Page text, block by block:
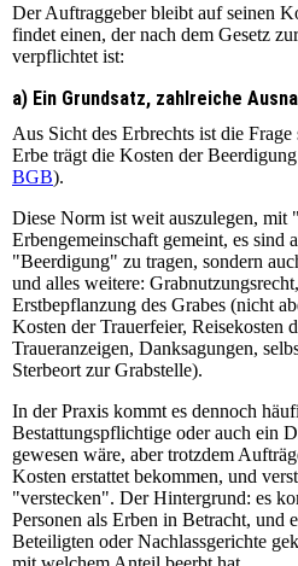
Der Auftraggeber bleibt auf seinen
findet einen, der nach dem Gesetz
verpflichtet ist:
a) Ein Grundsatz, zahlreiche
Aus Sicht des Erbrechts ist die
Erbe trägt die Kosten der
BGB).
Diese Norm ist weit auszulegen, mit
Erbengemeinschaft gemeint, es sind
"Beerdigung" zu tragen, sondern
und alles weitere:
Erstbepflanzung des Grabes (nicht
Kosten der Trauerfeier, Reisekosten
Traueranzeigen, Danksagungen,
Sterbeort zur Grabstelle).
In der Praxis kommt es dennoch
Bestattungspflichtige oder auch ein
gewesen wäre, aber trotzdem
Kosten erstattet bekommen, und
"verstecken". Der Hintergrund: es
Personen als Erben in Betracht, und
Beteiligten oder Nachlassgerichte